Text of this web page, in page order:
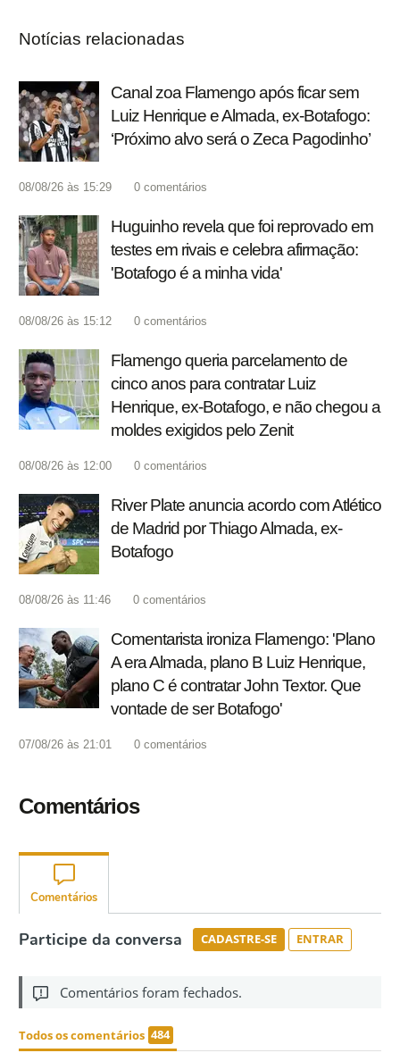
Notícias relacionadas
Canal zoa Flamengo após ficar sem
Luiz Henrique e Almada, ex-Botafogo:
‘Próximo alvo será o Zeca Pagodinho’
08/08/26 às 15:29 0 comentários
Huguinho revela que foi reprovado em
testes em rivais e celebra afirmação:
'Botafogo é a minha vida'
08/08/26 às 15:12 0 comentários
Flamengo queria parcelamento de
cinco anos para contratar Luiz
Henrique, ex-Botafogo, e não chegou a
moldes exigidos pelo Zenit
08/08/26 às 12:00 0 comentários
River Plate anuncia acordo com Atlético
de Madrid por Thiago Almada, ex-
Botafogo
08/08/26 às 11:46 0 comentários
Comentarista ironiza Flamengo: 'Plano
A era Almada, plano B Luiz Henrique,
plano C é contratar John Textor. Que
vontade de ser Botafogo'
07/08/26 às 21:01 0 comentários
Comentários